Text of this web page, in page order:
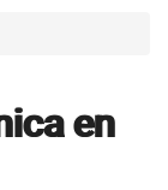
en